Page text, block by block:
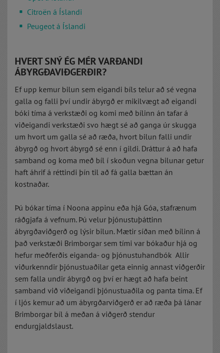
Citroën á Íslandi
Peugeot á Íslandi
HVERT SNÝ ÉG MÉR VARÐANDI
ÁBYRGÐAVIÐGERÐIR?
Ef upp kemur bilun sem eigandi bíls telur að sé vegna
galla og falli því undir ábyrgð er mikilvægt að eigandi
bóki tíma á verkstæði og komi með bílinn án tafar á
viðeigandi verkstæði svo hægt sé að ganga úr skugga
um hvort um galla sé að ræða, hvort bilun falli undir
ábyrgð og hvort ábyrgð sé enn í gildi. Dráttur á að hafa
samband og koma með bíl í skoðun vegna bilunar getur
haft áhrif á réttindi þín til að fá galla bættan án
kostnaðar.
Þú bókar tíma í Noona appinu eða hjá Góa, stafrænum
ráðgjafa á vefnum. Þú velur þjónustuþáttinn
ábyrgðaviðgerð og lýsir bilun. Mætir síðan með bílinn á
það verkstæði Brimborgar sem tími var bókaður hjá og
hefur meðferðis eiganda- og þjónustuhandbók Allir
viðurkenndir þjónustuaðilar geta einnig annast viðgerðir
sem falla undir ábyrgð og því er hægt að hafa beint
samband við viðeigandi þjónustuaðila og panta tíma. Ef
í ljós kemur að um ábyrgðarviðgerð er að ræða þá lánar
Brimborgar bíl á meðan á viðgerð stendur
endurgjaldslaust.